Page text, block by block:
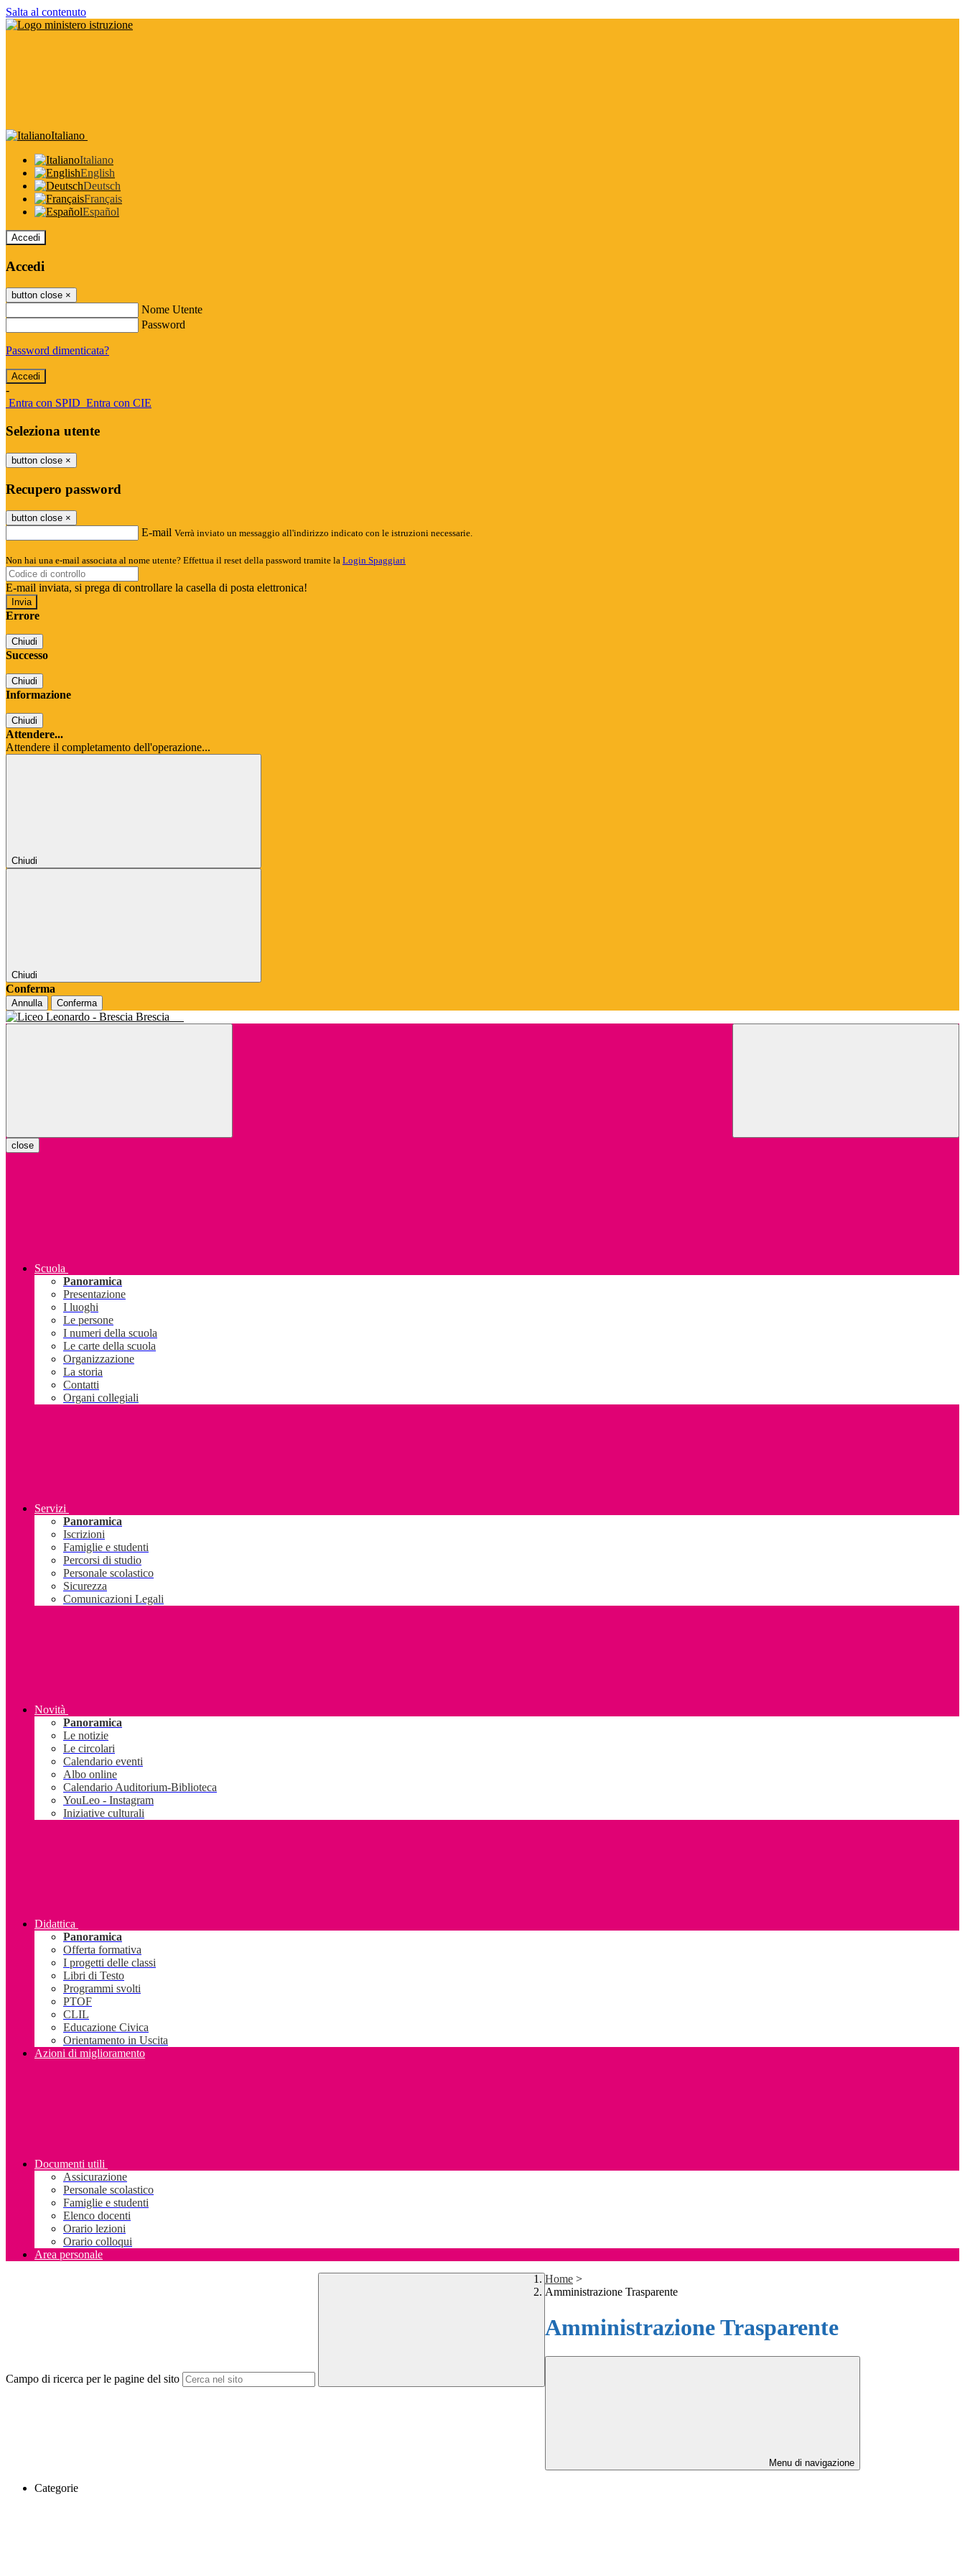
Salta al contenuto
Italiano
Italiano
English
Deutsch
Français
Español
Accedi
Accedi
button close ×
Nome Utente
Password
Password dimenticata?
-
Entra con SPID Entra con CIE
Seleziona utente
button close ×
Recupero password
button close ×
E-mail Verrà inviato un messaggio all'indirizzo indicato con le istruzioni necessarie.
Non hai una e-mail associata al nome utente? Effettua il reset della password tramite la Login Spaggiari
E-mail inviata, si prega di controllare la casella di posta elettronica!
Errore
Chiudi
Successo
Chiudi
Informazione
Chiudi
Attendere...
Attendere il completamento dell'operazione...
Chiudi
Chiudi
Conferma
Annulla Conferma
Brescia
close
Scuola
Panoramica
Presentazione
I luoghi
Le persone
I numeri della scuola
Le carte della scuola
Organizzazione
La storia
Contatti
Organi collegiali
Servizi
Panoramica
Iscrizioni
Famiglie e studenti
Percorsi di studio
Personale scolastico
Sicurezza
Comunicazioni Legali
Novità
Panoramica
Le notizie
Le circolari
Calendario eventi
Albo online
Calendario Auditorium-Biblioteca
YouLeo - Instagram
Iniziative culturali
Didattica
Panoramica
Offerta formativa
I progetti delle classi
Libri di Testo
Programmi svolti
PTOF
CLIL
Educazione Civica
Orientamento in Uscita
Azioni di miglioramento
Documenti utili
Assicurazione
Personale scolastico
Famiglie e studenti
Elenco docenti
Orario lezioni
Orario colloqui
Area personale
Campo di ricerca per le pagine del sito
Home >
Amministrazione Trasparente
Amministrazione Trasparente
Menu di navigazione
Categorie